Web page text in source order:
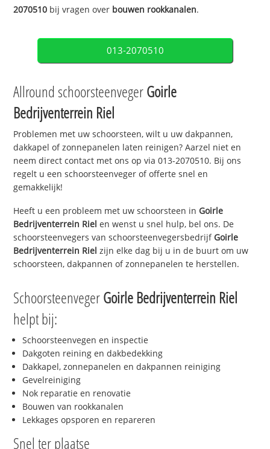
2070510 bij vragen over bouwen rookkanalen.
013-2070510
Allround schoorsteenvegerGoirle
Bedrijventerrein Riel
Problemen met uw schoorsteen, wilt u uw dakpannen,
dakkapel of zonnepanelen laten reinigen? Aarzel niet en
neem direct contact met ons op via 013-2070510. Bij ons
regelt u een schoorsteenveger of offerte snel en
gemakkelijk!
Heeft u een probleem met uw schoorsteen in Goirle
Bedrijventerrein Riel en wenst u snel hulp, bel ons. De
schoorsteenvegers van schoorsteenvegersbedrijf Goirle
Bedrijventerrein Riel zijn elke dag bij u in de buurt om uw
schoorsteen, dakpannen of zonnepanelen te herstellen.
SchoorsteenvegerGoirle Bedrijventerrein Riel
helpt bij:
Schoorsteenvegen en inspectie
Dakgoten reining en dakbedekking
Dakkapel, zonnepanelen en dakpannen reiniging
Gevelreiniging
Nok reparatie en renovatie
Bouwen van rookkanalen
Lekkages opsporen en repareren
Snel ter plaatse